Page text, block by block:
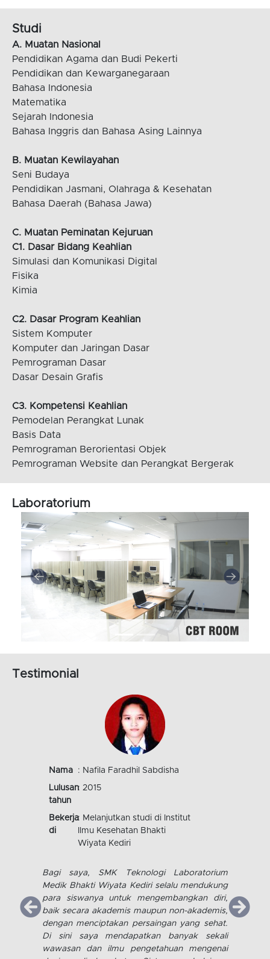
Studi
A. Muatan Nasional
Pendidikan Agama dan Budi Pekerti
Pendidikan dan Kewarganegaraan
Bahasa Indonesia
Matematika
Sejarah Indonesia
Bahasa Inggris dan Bahasa Asing Lainnya
B. Muatan Kewilayahan
Seni Budaya
Pendidikan Jasmani, Olahraga & Kesehatan
Bahasa Daerah (Bahasa Jawa)
C. Muatan Peminatan Kejuruan
C1. Dasar Bidang Keahlian
Simulasi dan Komunikasi Digital
Fisika
Kimia
C2. Dasar Program Keahlian
Sistem Komputer
Komputer dan Jaringan Dasar
Pemrograman Dasar
Dasar Desain Grafis
C3. Kompetensi Keahlian
Pemodelan Perangkat Lunak
Basis Data
Pemrograman Berorientasi Objek
Pemrograman Website dan Perangkat Bergerak
Laboratorium
Testimonial
Nama
Lulusan
tahun
: 2015
Bekerja: Melanjutkan studi di Institut
Wiyata Kediri
Saya bangga pernah menempuh studi di SMK
Kesehatan Bhakti Wiyata. Banyak ilmu yang
telah saya dapatkan dari pengajar yang
profesional. Didukung pula dengan fasilitas
serta sarana prasarana yang memadai